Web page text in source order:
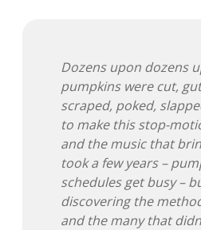
Dozens upon dozens
pumpkins were cut,
scraped, poked,
to make this stop-
and the music that
took a few years –
schedules get busy –
discovering the
and the many that